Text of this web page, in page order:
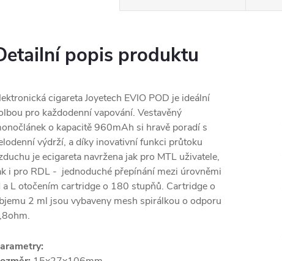
popis produktu
cigareta Joyetech EVIO POD je ideální
pro každodenní vapování. Vestavěný
o kapacitě 960mAh si hravě poradí s
výdrží, a díky inovativní funkci průtoku
je ecigareta navržena jak pro MTL uživatele,
i pro RDL - jednoduché přepínání mezi úrovněmi
a L otočením cartridge o 180 stupňů. Cartridge o
2 ml jsou vybaveny mesh spirálkou o odporu